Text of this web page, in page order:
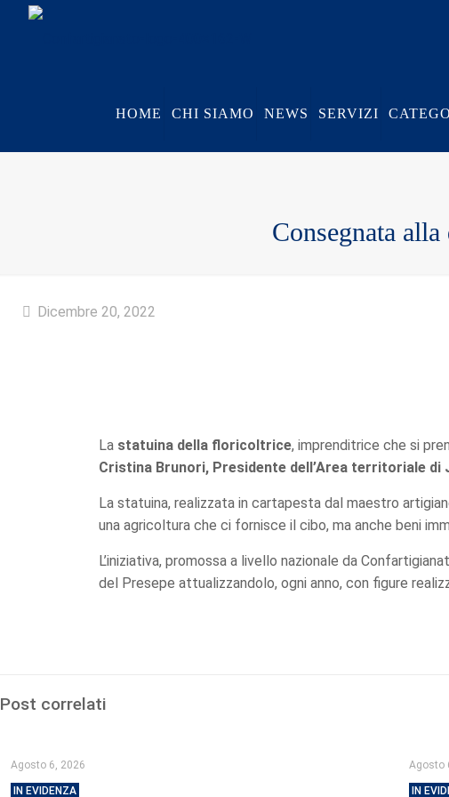
HOME CHI SIAMO NEWS SERVIZI
Consegnata
Dicembre 20, 2022
La statuina della floricoltrice, imprenditrice che si
Cristina Brunori, Presidente dell’Area territoriale
La statuina, realizzata in cartapesta dal maestro
una agricoltura che ci fornisce il cibo, ma anche beni
L’iniziativa, promossa a livello nazionale da
del Presepe attualizzandolo, ogni anno, con figure
Post correlati
Agosto 6, 2026
IN EVIDENZA
Agosto
IN